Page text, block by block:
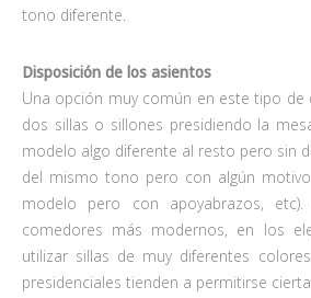
tono diferente.
Disposición de los asientos
Una opción muy común en este tipo
dos sillas o sillones presidiendo la
modelo algo diferente al resto pero sin
del mismo tono pero con algún
modelo pero con apoyabrazos,
comedores más modernos, en los
utilizar sillas de muy diferentes
presidenciales tienden a permitirse